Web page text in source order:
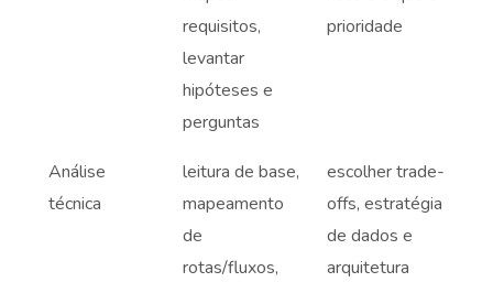
requisitos,
levantar
hipóteses e
perguntas
prioridade
Análise
técnica
leitura de base,
mapeamento
de
rotas/fluxos,
escolher trade-
offs, estratégia
de dados e
arquitetura